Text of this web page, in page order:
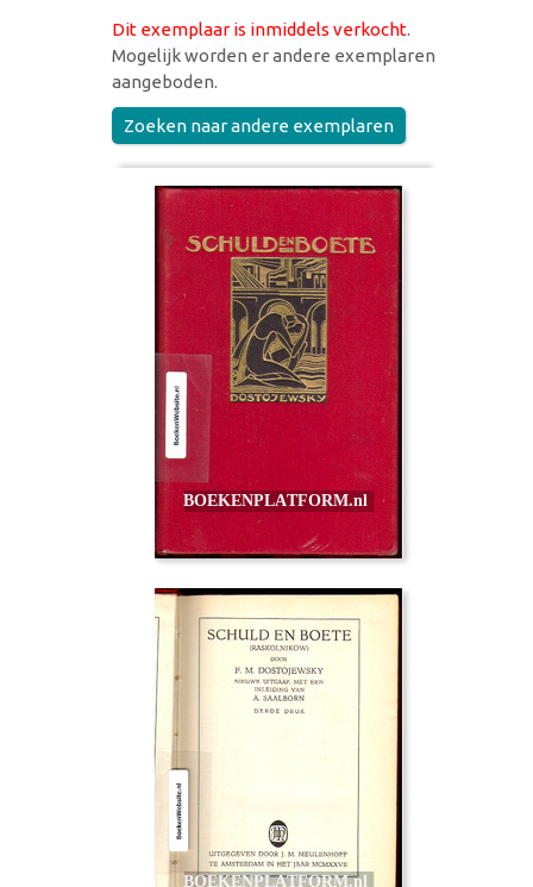
Dit exemplaar is inmiddels verkocht.
Mogelijk worden er andere exemplaren
aangeboden.
Zoeken naar andere exemplaren